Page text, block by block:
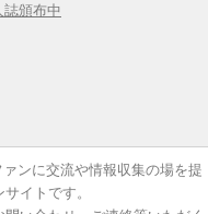
頒布中
ンに交流や情報収集の場を提
イトです。